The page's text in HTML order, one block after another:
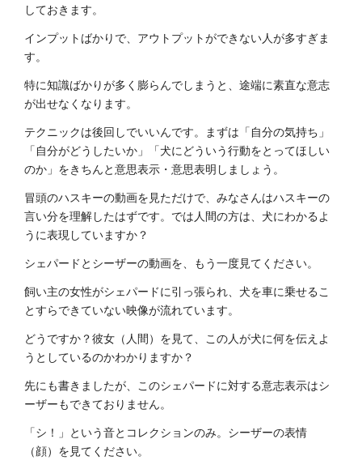
しておきます。
インプットばかりで、アウトプットができない人が多すぎま
す。
特に知識ばかりが多く膨らんでしまうと、途端に素直な意志
が出せなくなります。
テクニックは後回しでいいんです。まずは「自分の気持ち」
「自分がどうしたいか」「犬にどういう行動をとってほしい
のか」をきちんと意思表示・意思表明しましょう。
冒頭のハスキーの動画を見ただけで、みなさんはハスキーの
言い分を理解したはずです。では人間の方は、犬にわかるよ
うに表現していますか？
シェパードとシーザーの動画を、もう一度見てください。
飼い主の女性がシェパードに引っ張られ、犬を車に乗せるこ
とすらできていない映像が流れています。
どうですか？彼女（人間）を見て、この人が犬に何を伝えよ
うとしているのかわかりますか？
先にも書きましたが、このシェパードに対する意志表示はシ
ーザーもできておりません。
「シ！」という音とコレクションのみ。シーザーの表情
（顔）を見てください。